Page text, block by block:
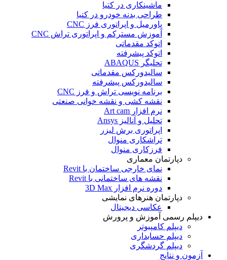
ماشینکاری در کتیا
طراحی بدنه خودرو در کتیا
پاورمیل و اپراتوری فرز CNC
آموزش مسترکم و اپراتوری تراش CNC
اتوکد مقدماتی
اتوکد پیشرفته
تحلیگر ABAQUS
سالیدورکس مقدماتی
سالیدورکس پیشرفته
برنامه نویسی تراش و فرز CNC
نقشه کشی و نقشه خوانی صنعتی
نرم افزار Art cam
تحلیل و آنالیز Ansys
اپراتوری برش لیزر
تراشکاری منوال
فرزکاری منوال
دپارتمان معماری
نمای خارجی ساختمان با Revit
نقشه های ساختمانی با Revit
دوره نرم افزار 3D Max
دپارتمان هنرهای نمایشی
عکاسی دیجیتال
دیپلم رسمی آموزش و پرورش
دیپلم کامپیوتر
دیپلم حسابداری
دیپلم گردشگری
آزمون و نتایج